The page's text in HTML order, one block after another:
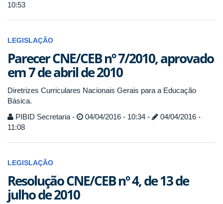
10:53
LEGISLAÇÃO
Parecer CNE/CEB nº 7/2010, aprovado
em 7 de abril de 2010
Diretrizes Curriculares Nacionais Gerais para a Educação
Básica.
PIBID Secretaria -
04/04/2016 - 10:34 -
04/04/2016 -
11:08
LEGISLAÇÃO
Resolução CNE/CEB nº 4, de 13 de
julho de 2010